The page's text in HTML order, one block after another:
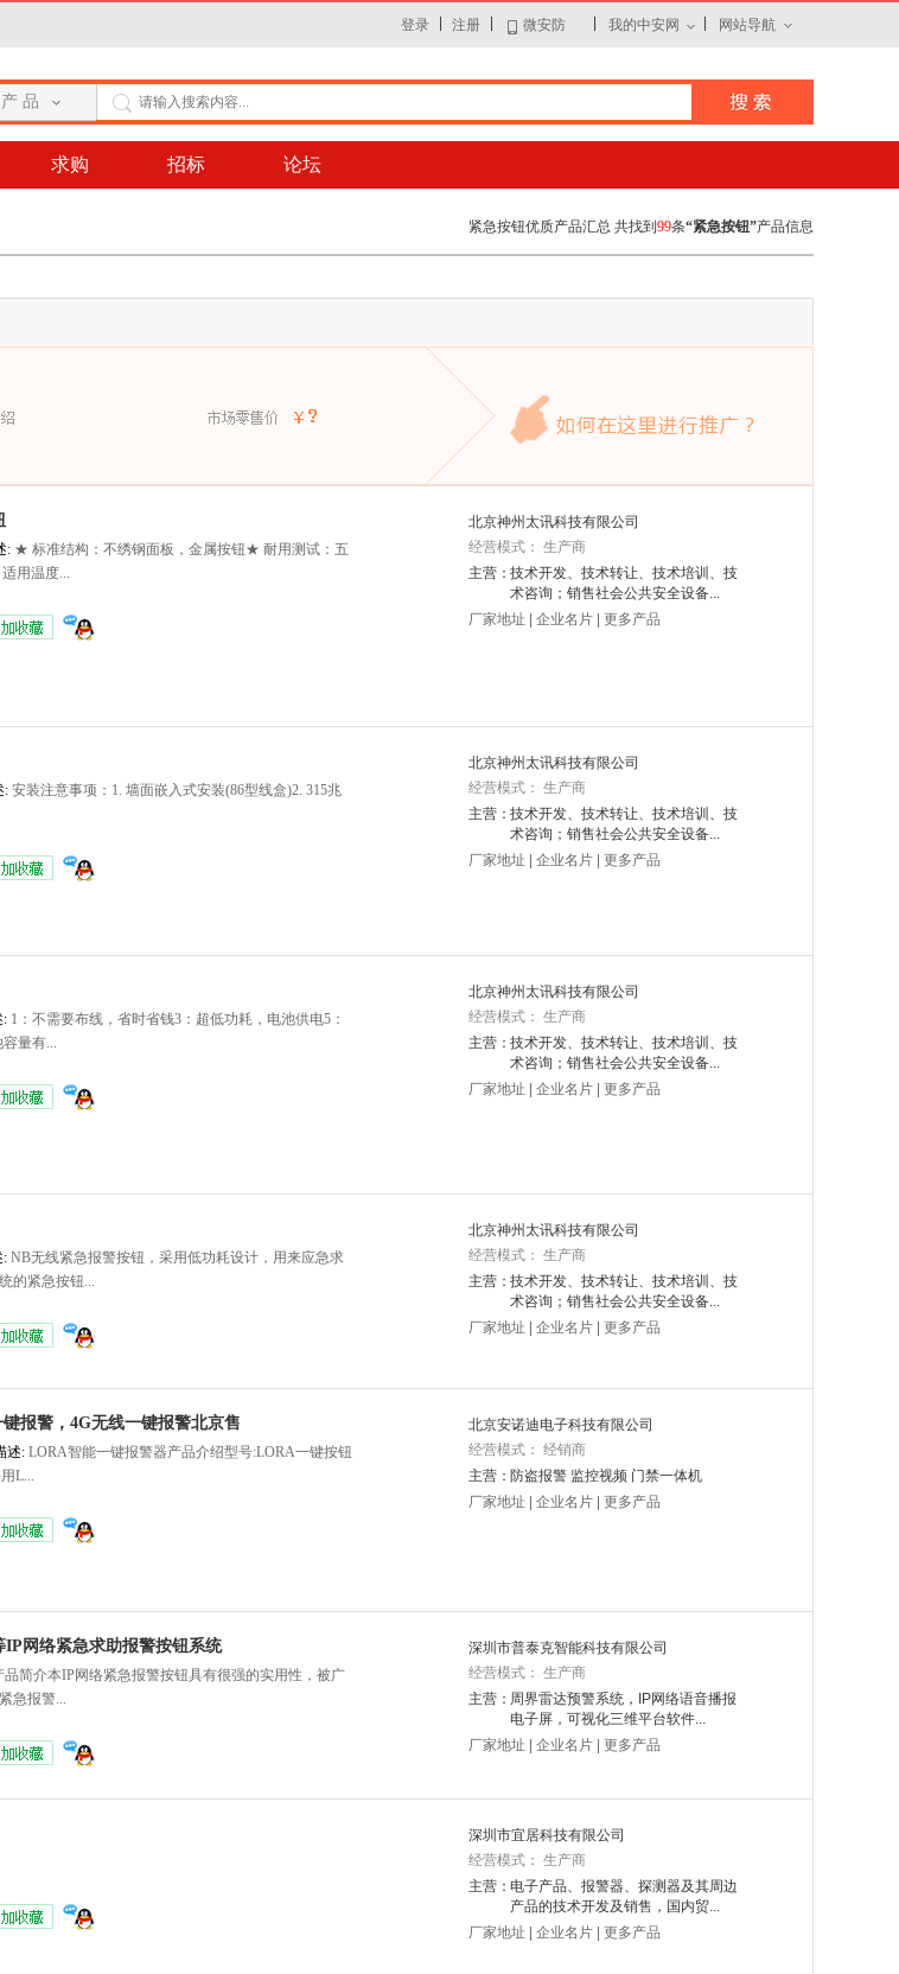
登录 注册 微安防 我的中安网 网站导航
产 品
求购 招标 论坛
紧急按钮优质产品汇总 共找到 99条“紧急按钮”产品信息
: ★ 标准结构：不绣钢面板，金属按钮★ 耐用测试：五
用温度...
北京神州太讯科技有限公司
经营模式： 生产商
主营：技术开发、技术转让、技术培训、技
术咨询；销售社会公共安全设备...
厂家地址
企业名片 更多产品
: 安装注意事项：1. 墙面嵌入式安装(86型线盒)2. 315兆
北京神州太讯科技有限公司
经营模式： 生产商
主营：技术开发、技术转让、技术培训、技
术咨询；销售社会公共安全设备...
厂家地址
企业名片 更多产品
: 1：不需要布线，省时省钱3：超低功耗，电池供电5：
量有...
北京神州太讯科技有限公司
经营模式： 生产商
主营：技术开发、技术转让、技术培训、技
术咨询；销售社会公共安全设备...
厂家地址
企业名片 更多产品
: NB无线紧急报警按钮，采用低功耗设计，用来应急求
的紧急按钮...
北京神州太讯科技有限公司
经营模式： 生产商
主营：技术开发、技术转让、技术培训、技
术咨询；销售社会公共安全设备...
厂家地址
企业名片 更多产品
报警，4G无线一键报警北京售
述: LORA智能一键报警器产品介绍型号:LORA一键按钮
L...
北京安诺迪电子科技有限公司
经营模式： 经销商
主营： 防盗报警 监控视频 门禁一体机
厂家地址
企业名片 更多产品
IP网络紧急求助报警按钮系统
品简介本IP网络紧急报警按钮具有很强的实用性，被广
急报警...
深圳市普泰克智能科技有限公司
经营模式： 生产商
主营： 周界雷达预警系统，IP网络语音播报
电子屏，可视化三维平台软件...
厂家地址
企业名片 更多产品
深圳市宜居科技有限公司
经营模式： 生产商
主营： 电子产品、报警器、探测器及其周边
产品的技术开发及销售，国内贸...
厂家地址
企业名片 更多产品